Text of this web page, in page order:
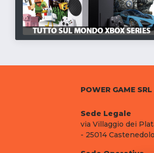
POWER GAME SRL
Sede Legale
via Villaggio dei
- 25014